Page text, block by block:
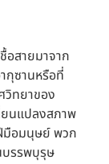
อสายมาจาก
กุซานหรือที่
ทยาของ
นแปลงสภาพ
มือมนุษย์ พวก
รรพบุรุษ